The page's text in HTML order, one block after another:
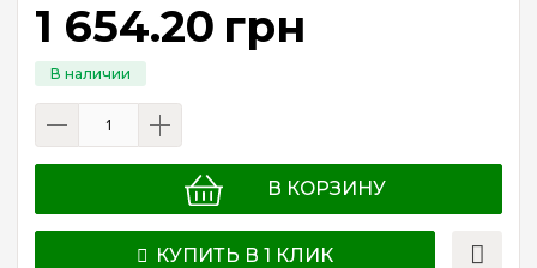
1 654.20 грн
В КОРЗИНУ
КУПИТЬ В 1 КЛИК